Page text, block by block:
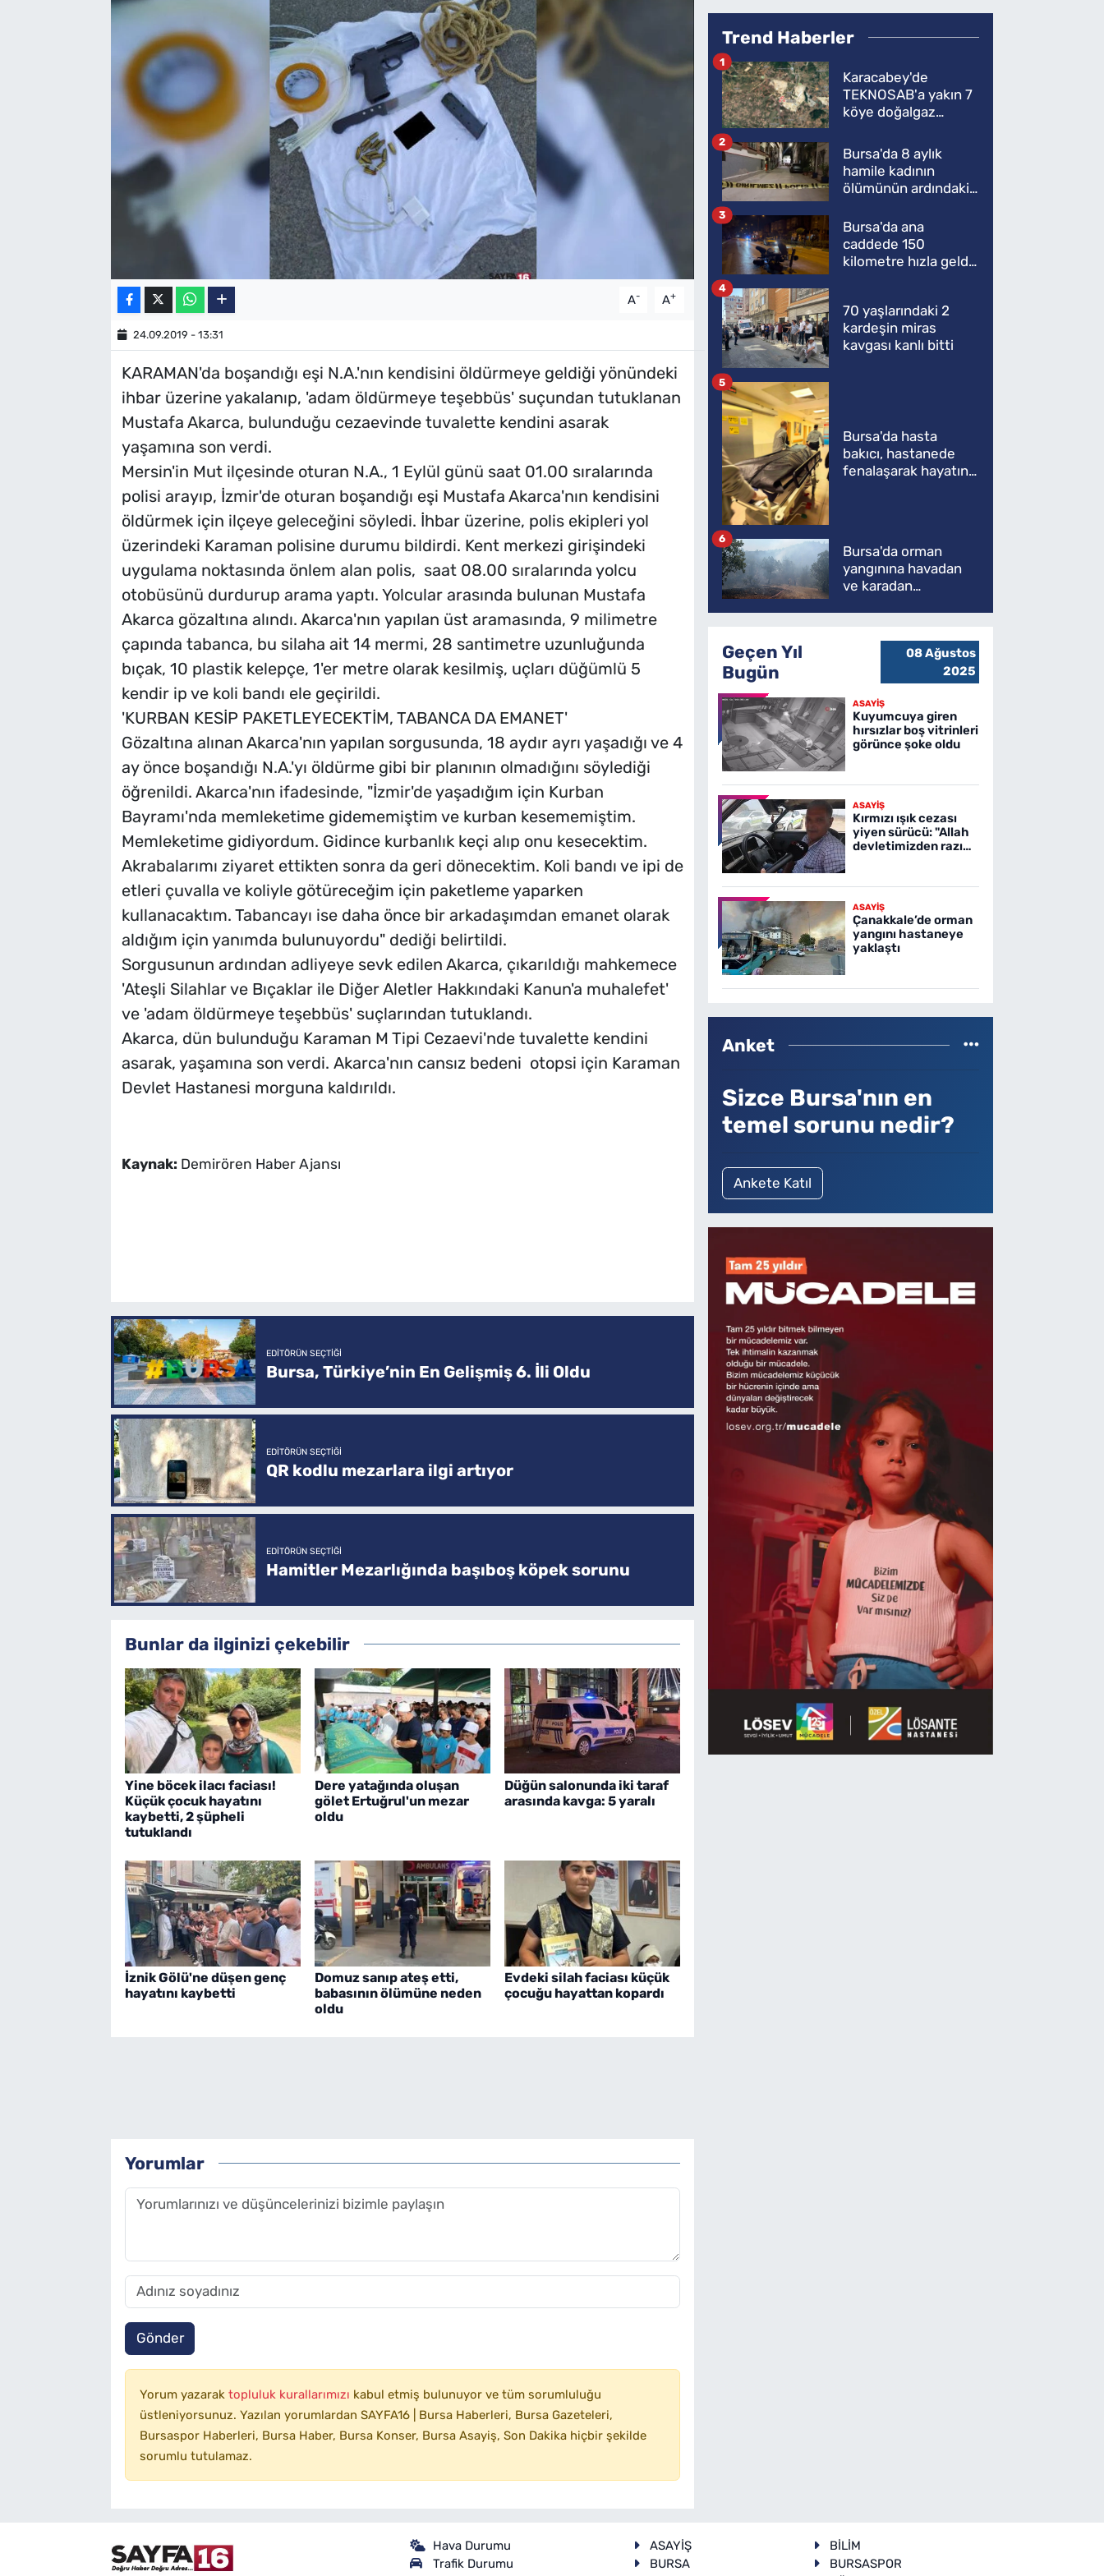
A- A+
24.09.2019 - 13:31
KARAMAN'da boşandığı eşi N.A.'nın kendisini öldürmeye geldiği yönündeki
ihbar üzerine yakalanıp, 'adam öldürmeye teşebbüs' suçundan tutuklanan
Mustafa Akarca, bulunduğu cezaevinde tuvalette kendini asarak
yaşamına son verdi.
Mersin'in Mut ilçesinde oturan N.A., 1 Eylül günü saat 01.00 sıralarında
polisi arayıp, İzmir'de oturan boşandığı eşi Mustafa Akarca'nın kendisini
öldürmek için ilçeye geleceğini söyledi. İhbar üzerine, polis ekipleri yol
üzerindeki Karaman polisine durumu bildirdi. Kent merkezi girişindeki
uygulama noktasında önlem alan polis, saat 08.00 sıralarında yolcu
otobüsünü durdurup arama yaptı. Yolcular arasında bulunan Mustafa
Akarca gözaltına alındı. Akarca'nın yapılan üst aramasında, 9 milimetre
çapında tabanca, bu silaha ait 14 mermi, 28 santimetre uzunluğunda
bıçak, 10 plastik kelepçe, 1'er metre olarak kesilmiş, uçları düğümlü 5
kendir ip ve koli bandı ele geçirildi.
'KURBAN KESİP PAKETLEYECEKTİM, TABANCA DA EMANET'
Gözaltına alınan Akarca'nın yapılan sorgusunda, 18 aydır ayrı yaşadığı ve 4
ay önce boşandığı N.A.'yı öldürme gibi bir planının olmadığını söylediği
öğrenildi. Akarca'nın ifadesinde, "İzmir'de yaşadığım için Kurban
Bayramı'nda memleketime gidememiştim ve kurban kesememiştim.
Memleketime gidiyordum. Gidince kurbanlık keçi alıp onu kesecektim.
Akrabalarımı ziyaret ettikten sonra da geri dönecektim. Koli bandı ve ipi de
etleri çuvalla ve koliyle götüreceğim için paketleme yaparken
kullanacaktım. Tabancayı ise daha önce bir arkadaşımdan emanet olarak
aldığım için yanımda bulunuyordu" dediği belirtildi.
Sorgusunun ardından adliyeye sevk edilen Akarca, çıkarıldığı mahkemece
'Ateşli Silahlar ve Bıçaklar ile Diğer Aletler Hakkındaki Kanun'a muhalefet'
ve 'adam öldürmeye teşebbüs' suçlarından tutuklandı.
Akarca, dün bulunduğu Karaman M Tipi Cezaevi'nde tuvalette kendini
asarak, yaşamına son verdi. Akarca'nın cansız bedeni otopsi için Karaman
Devlet Hastanesi morguna kaldırıldı.
Kaynak: Demirören Haber Ajansı
EDITÖRÜN SEÇTIĞI
Bursa, Türkiye’nin En Gelişmiş 6. İli Oldu
EDITÖRÜN SEÇTIĞI
QR kodlu mezarlara ilgi artıyor
EDITÖRÜN SEÇTIĞI
Hamitler Mezarlığında başıboş köpek sorunu
Bunlar da ilginizi çekebilir
Yine böcek ilacı faciası!
Küçük çocuk hayatını
kaybetti, 2 şüpheli
tutuklandı
Dere yatağında oluşan
gölet Ertuğrul'un mezar
oldu
Düğün salonunda iki taraf
arasında kavga: 5 yaralı
İznik Gölü'ne düşen genç
hayatını kaybetti
Domuz sanıp ateş etti,
babasının ölümüne neden
oldu
Evdeki silah faciası küçük
çocuğu hayattan kopardı
Yorumlar
Gönder
Yorum yazarak topluluk kurallarımızı kabul etmiş bulunuyor ve tüm sorumluluğu
üstleniyorsunuz. Yazılan yorumlardan SAYFA16 | Bursa Haberleri, Bursa Gazeteleri,
Bursaspor Haberleri, Bursa Haber, Bursa Konser, Bursa Asayiş, Son Dakika hiçbir şekilde
sorumlu tutulamaz.
Trend Haberler
Karacabey'de
TEKNOSAB'a yakın 7
köye doğalgaz
1
Bursa'da 8 aylık
hamile kadının
ölümünün ardındaki
2
Bursa'da ana
caddede 150
kilometre hızla geldi,
3
70 yaşlarındaki 2
kardeşin miras
kavgası kanlı bitti
4
Bursa'da hasta
bakıcı, hastanede
fenalaşarak hayatını
5
Bursa'da orman
yangınına havadan
ve karadan
6
Geçen Yıl
Bugün
08 Ağustos
2025
ASAYİŞ
Kuyumcuya giren
hırsızlar boş vitrinleri
görünce şoke oldu
ASAYİŞ
Kırmızı ışık cezası
yiyen sürücü: "Allah
devletimizden razı
ASAYİŞ
Çanakkale’de orman
yangını hastaneye
yaklaştı
Anket
Sizce Bursa'nın en
temel sorunu nedir?
Ankete Katıl
Hava Durumu
Trafik Durumu
ASAYİŞ
BİLİM
BURSA
BURSASPOR
TV REHBERİ